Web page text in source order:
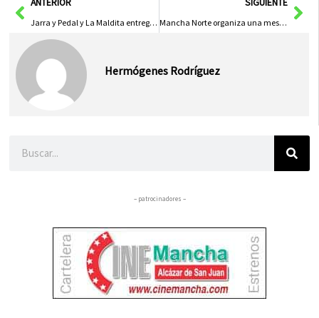
ANTERIOR
Jarra y Pedal y La Maldita entregan el dinero de la San Silvestre a Las Supernenas y a la AECC
SIGUIENTE
Mancha Norte organiza una mesa de participación en Herencia
Hermógenes Rodríguez
– patrocinadores –